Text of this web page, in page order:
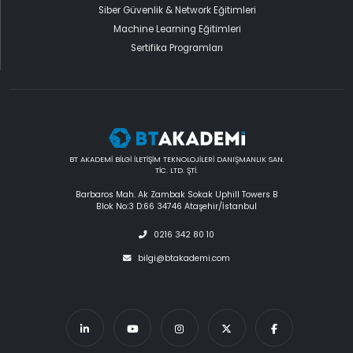
Siber Güvenlik & Network Eğitimleri
Machine Learning Eğitimleri
Sertifika Programları
BT AKADEMİ BİLGİ İLETİŞİM TEKNOLOJİLERİ DANIŞMANLIK SAN.
TİC. LTD. ŞTİ.
Barbaros Mah. Ak Zambak Sokak Uphill Towers B
Blok No:3 D:66 34746 Ataşehir/İstanbul
0216 342 80 10
bilgi@btakademi.com